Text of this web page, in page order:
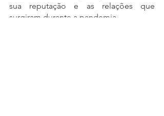
sua reputação e as relações que
surgiram durante a pandemia.